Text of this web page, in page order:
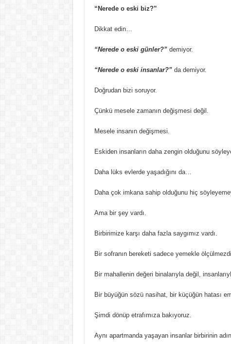
“Nerede o eski biz?”
Dikkat edin…
“Nerede o eski günler?”demiyor.
“Nerede o eski insanlar?”da demiyor.
Doğrudan bizi soruyor.
Çünkü mesele zamanın değişmesi değil.
Mesele insanın değişmesi.
Eskiden insanların daha zengin olduğunu
Daha lüks evlerde yaşadığını da…
Daha çok imkana sahip olduğunu hiç
Ama bir şey vardı.
Birbirimize karşı daha fazla saygımız vardı.
Bir sofranın bereketi sadece yemekle
Bir mahallenin değeri binalarıyla değil,
Bir büyüğün sözü nasihat, bir küçüğün hatası
Şimdi dönüp etrafımıza bakıyoruz.
Aynı apartmanda yaşayan insanlar birbirinin